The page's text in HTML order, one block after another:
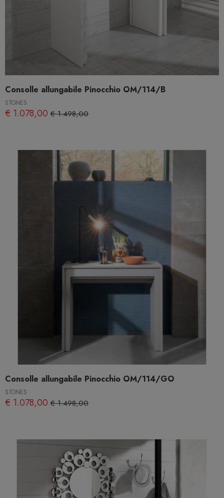
Consolle allungabile Pinocchio OM/114/B
STONES
€ 1.078,00 € 1.498,00
Consolle allungabile Pinocchio OM/114/GO
STONES
€ 1.078,00 € 1.498,00